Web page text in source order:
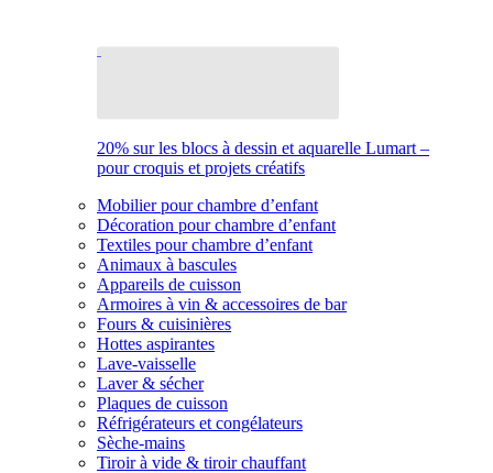
20% sur les blocs à dessin et aquarelle Lumart –
pour croquis et projets créatifs
Mobilier pour chambre d’enfant
Décoration pour chambre d’enfant
Textiles pour chambre d’enfant
Animaux à bascules
Appareils de cuisson
Armoires à vin & accessoires de bar
Fours & cuisinières
Hottes aspirantes
Lave-vaisselle
Laver & sécher
Plaques de cuisson
Réfrigérateurs et congélateurs
Sèche-mains
Tiroir à vide & tiroir chauffant